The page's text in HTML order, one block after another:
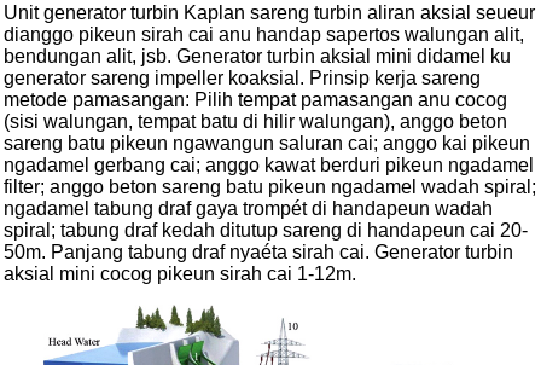
Unit generator turbin Kaplan sareng turbin aliran aksial seueur
dianggo pikeun sirah cai anu handap sapertos walungan alit,
bendungan alit, jsb. Generator turbin aksial mini didamel ku
generator sareng impeller koaksial. Prinsip kerja sareng
metode pamasangan: Pilih tempat pamasangan anu cocog
(sisi walungan, tempat batu di hilir walungan), anggo beton
sareng batu pikeun ngawangun saluran cai; anggo kai pikeun
ngadamel gerbang cai; anggo kawat berduri pikeun ngadamel
filter; anggo beton sareng batu pikeun ngadamel wadah spiral;
ngadamel tabung draf gaya trompét di handapeun wadah
spiral; tabung draf kedah ditutup sareng di handapeun cai 20-
50m. Panjang tabung draf nyaéta sirah cai. Generator turbin
aksial mini cocog pikeun sirah cai 1-12m.